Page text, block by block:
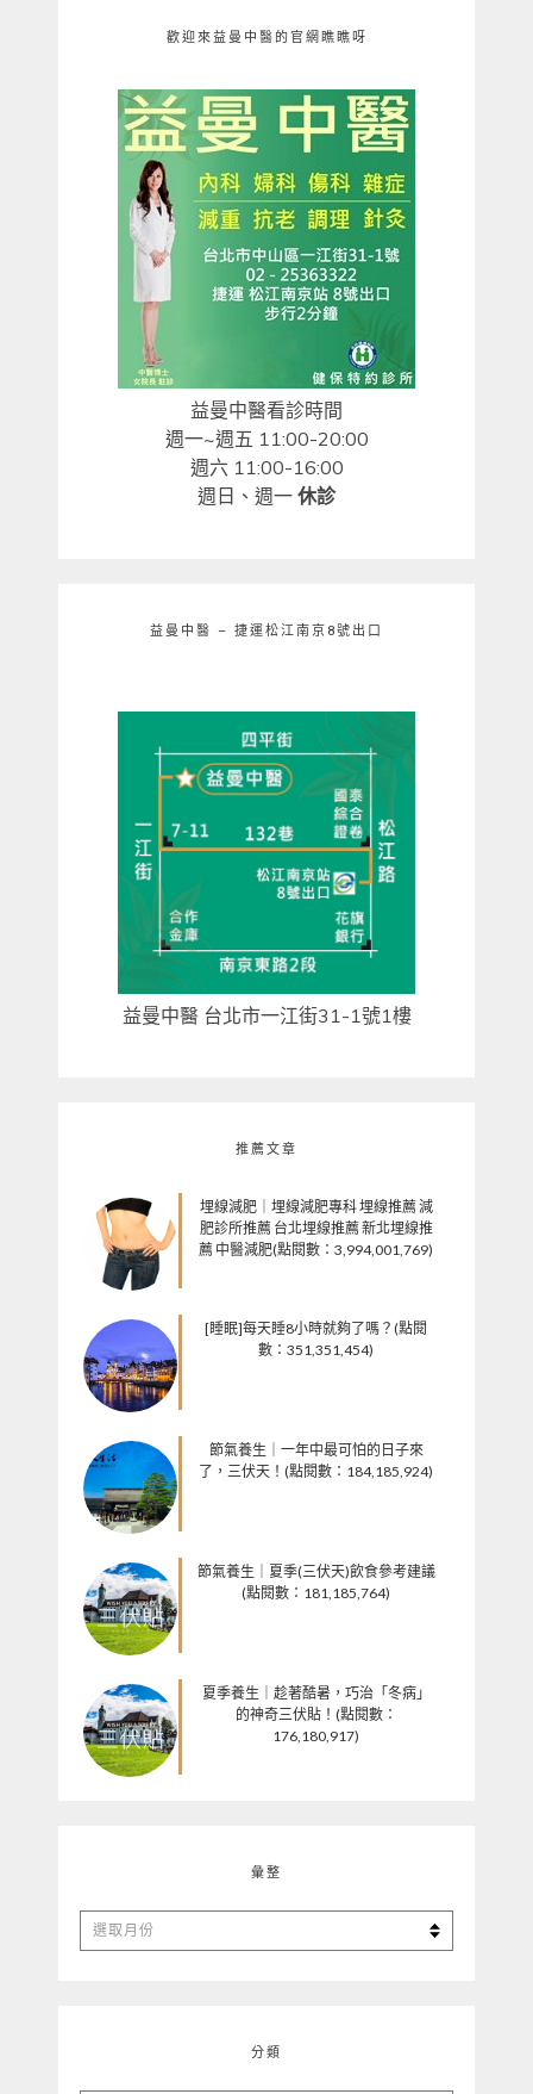
歡迎來益曼中醫的官網瞧瞧呀
益曼中醫看診時間
週一~週五 11:00-20:00
週六 11:00-16:00
週日、週一 休診
益曼中醫 – 捷運松江南京8號出口
益曼中醫 台北市一江街31-1號1樓
推薦文章
埋線減肥｜埋線減肥專科 埋線推薦 減
肥診所推薦 台北埋線推薦 新北埋線推
薦 中醫減肥(點閱數：3,994,001,769)
[睡眠]每天睡8小時就夠了嗎？(點閱
數：351,351,454)
節氣養生｜一年中最可怕的日子來
了，三伏天！(點閱數：184,185,924)
節氣養生｜夏季(三伏天)飲食參考建議
(點閱數：181,185,764)
夏季養生｜趁著酷暑，巧治「冬病」
的神奇三伏貼！(點閱數：
176,180,917)
彙整
彙
整
分類